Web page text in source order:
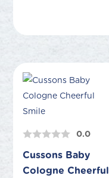
0.0
Cussons Baby
Cologne Cheerful